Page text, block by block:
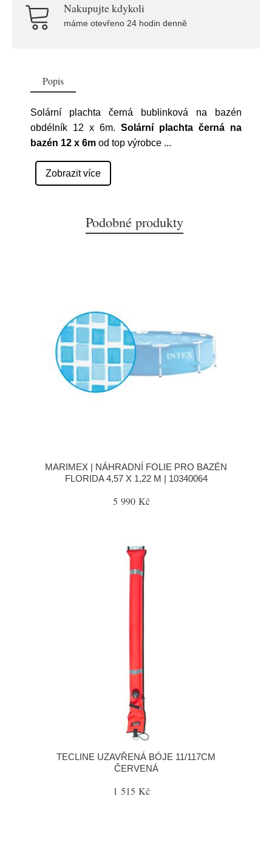
Nakupujte kdykoli
máme otevřeno 24 hodin denně
Popis
Solární plachta černá bublinková na bazén
obdélník 12 x 6m. Solární plachta černá na
bazén 12 x 6m od top výrobce ...
Zobrazit více
Podobné produkty
MARIMEX | NÁHRADNÍ FOLIE PRO BAZÉN
FLORIDA 4,57 X 1,22 M | 10340064
5 990 Kč
TECLINE UZAVŘENÁ BÓJE 11/117CM
ČERVENÁ
1 515 Kč